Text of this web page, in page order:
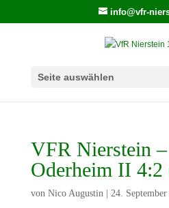
info@vfr-
Seite auswählen
VFR Nierstein
Oderheim II 4:2
von Nico Augustin| 24.